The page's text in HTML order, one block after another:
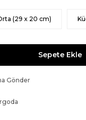
(29 x 20 cm)
Sepete Ekle
Gönder